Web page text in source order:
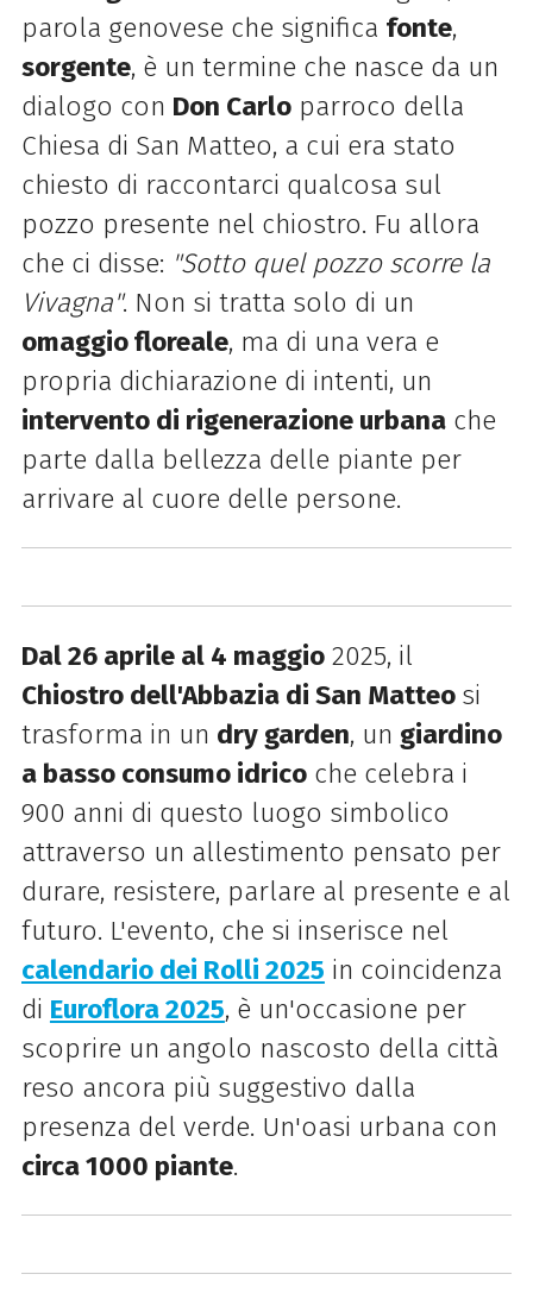
parola genovese che significa fonte,
sorgente, è un termine che nasce da un
dialogo con Don Carloparroco della
Chiesa di San Matteo, a cui era stato
chiesto di raccontarci qualcosa sul
pozzo presente nel chiostro. Fu allora
che ci disse: "Sotto quel pozzo scorre la
Vivagna". Non si tratta solo di un
omaggio floreale, ma di una vera e
propria dichiarazione di intenti, un
intervento di rigenerazione urbanache
parte dalla bellezza delle piante per
arrivare al cuore delle persone.
Dal 26 aprile al 4 maggio2025, il
Chiostro dell'Abbazia di San Matteo si
trasforma in un dry garden, un giardino
a basso consumo idricoche celebra i
900 anni di questo luogo simbolico
attraverso un allestimento pensato per
durare, resistere, parlare al presente e al
futuro. L'evento, che si inserisce nel
calendario dei Rolli 2025 in coincidenza
di Euroflora 2025, è un'occasione per
scoprire un angolo nascosto della città
reso ancora più suggestivo dalla
presenza del verde. Un'oasi urbana con
circa 1000 piante.